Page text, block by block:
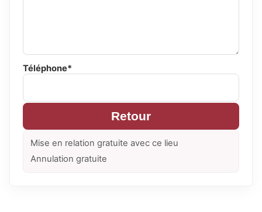
Téléphone*
Retour
Mise en relation gratuite avec ce lieu
Annulation gratuite